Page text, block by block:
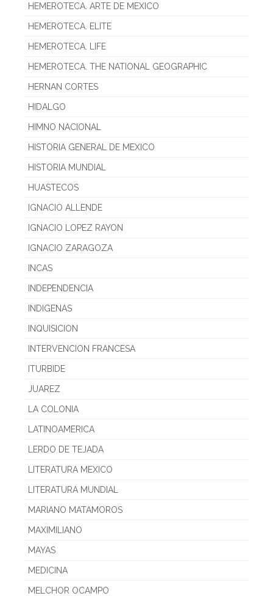
HEMEROTECA. ARTE DE MEXICO
HEMEROTECA. ELITE
HEMEROTECA. LIFE
HEMEROTECA. THE NATIONAL GEOGRAPHIC
HERNAN CORTES
HIDALGO
HIMNO NACIONAL
HISTORIA GENERAL DE MEXICO
HISTORIA MUNDIAL
HUASTECOS
IGNACIO ALLENDE
IGNACIO LOPEZ RAYON
IGNACIO ZARAGOZA
INCAS
INDEPENDENCIA
INDIGENAS
INQUISICION
INTERVENCION FRANCESA
ITURBIDE
JUAREZ
LA COLONIA
LATINOAMERICA
LERDO DE TEJADA
LITERATURA MEXICO
LITERATURA MUNDIAL
MARIANO MATAMOROS
MAXIMILIANO
MAYAS
MEDICINA
MELCHOR OCAMPO